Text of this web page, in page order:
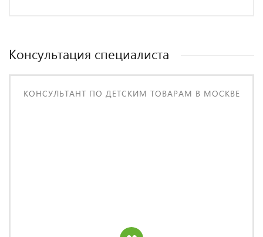
Консультация специалиста
КОНСУЛЬТАНТ ПО ДЕТСКИМ ТОВАРАМ В МОСКВЕ